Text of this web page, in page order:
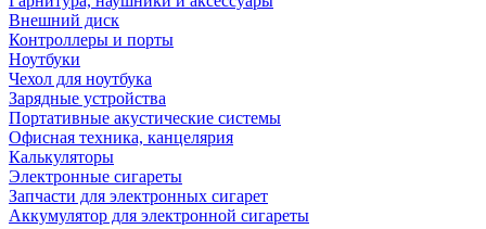
Внешний диск
Контроллеры и порты
Ноутбуки
Чехол для ноутбука
Зарядные устройства
Портативные акустические системы
Офисная техника, канцелярия
Калькуляторы
Электронные сигареты
Запчасти для электронных сигарет
Аккумулятор для электронной сигареты